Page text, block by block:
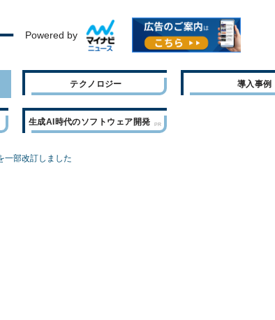
Powered by
テクノロジー 導入事例
生成AI時代のソフトウェア開発
一部改訂しました